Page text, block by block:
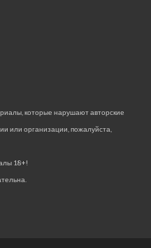
которые нарушают авторские
или организации, пожалуйста,
18+!